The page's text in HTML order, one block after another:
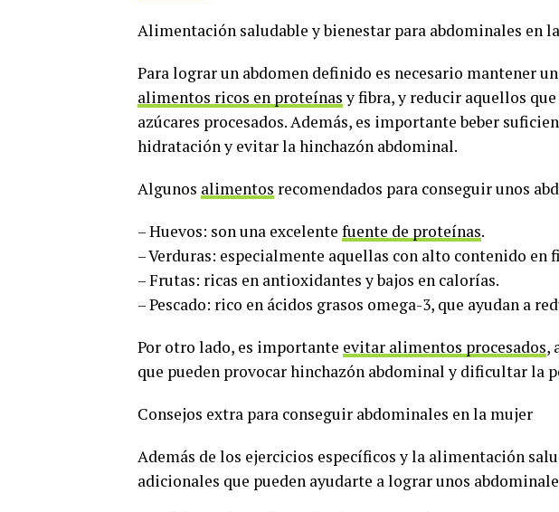
Alimentación saludable y bienestar para abdominales en
Para lograr un abdomen definido es necesario mantener
alimentos ricos en proteínasy fibra, y reducir aquellos
azúcares procesados. Además, es importante beber
hidratación y evitar la hinchazón abdominal.
Algunos alimentos recomendados para conseguir unos
– Huevos: son una excelente fuente de proteínas.
– Verduras: especialmente aquellas con alto contenido en
– Frutas: ricas en antioxidantes y bajos en calorías.
– Pescado: rico en ácidos grasos omega-3, que ayudan a
Por otro lado, es importante evitar alimentos procesados,
que pueden provocar hinchazón abdominal y dificultar la
Consejos extra para conseguir abdominales en la mujer
Además de los ejercicios específicos y la alimentación
adicionales que pueden ayudarte a lograr unos